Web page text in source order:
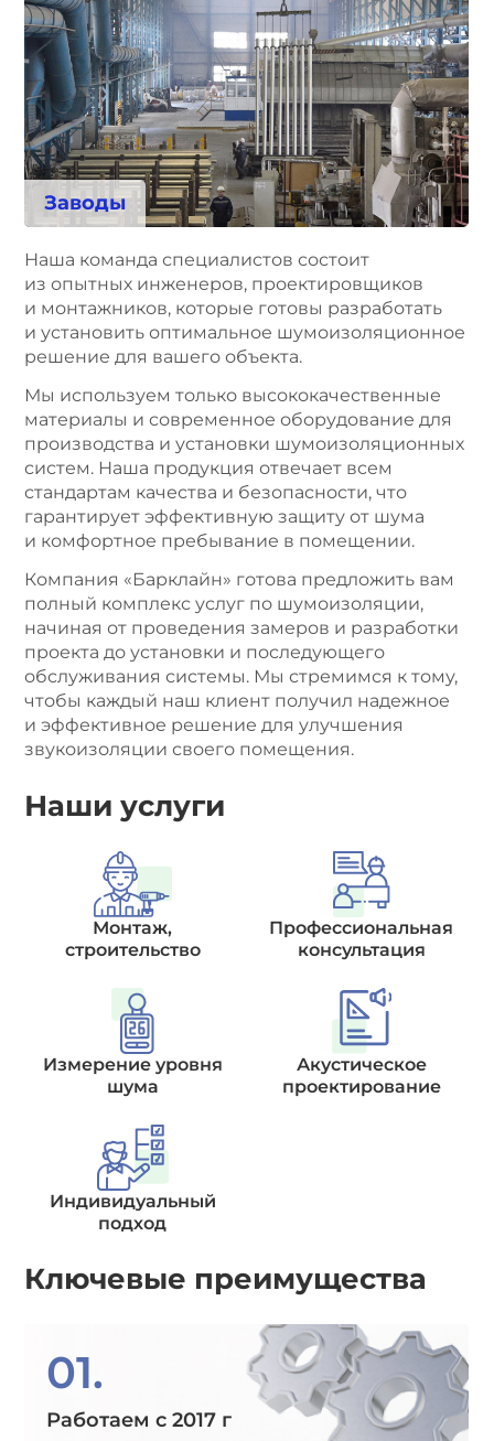
Заводы
Наша команда специалистов состоит
из опытных инженеров, проектировщиков
и монтажников, которые готовы разработать
и установить оптимальное шумоизоляционное
решение для вашего объекта.
Мы используем только высококачественные
материалы и современное оборудование для
производства и установки шумоизоляционных
систем. Наша продукция отвечает всем
стандартам качества и безопасности, что
гарантирует эффективную защиту от шума
и комфортное пребывание в помещении.
Компания «Барклайн» готова предложить вам
полный комплекс услуг по шумоизоляции,
начиная от проведения замеров и разработки
проекта до установки и последующего
обслуживания системы. Мы стремимся к тому,
чтобы каждый наш клиент получил надежное
и эффективное решение для улучшения
звукоизоляции своего помещения.
Наши услуги
Монтаж,
строительство
Профессиональная
консультация
Измерение уровня
шума
Акустическое
проектирование
Индивидуальный
подход
Ключевые преимущества
01.
Работаем с 2017 г